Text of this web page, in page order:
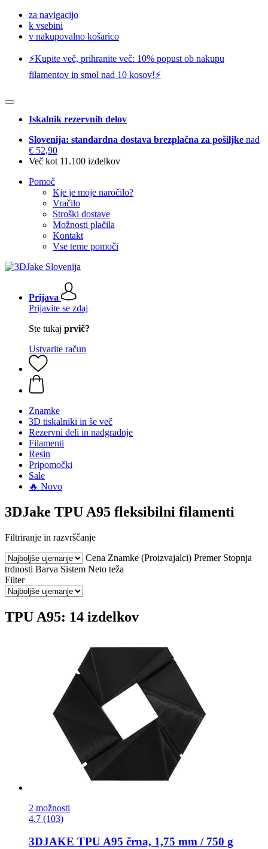
za navigacijo
k vsebini
v nakupovalno košarico
⚡️Kupite več, prihranite več: 10% popust ob nakupu
filamentov in smol nad 10 kosov!⚡️
Iskalnik rezervnih delov
Slovenija: standardna dostava brezplačna za pošiljke nad
€ 52,90
Več kot 11.100 izdelkov
Pomoč
Kje je moje naročilo?
Vračilo
Stroški dostave
Možnosti plačila
Kontakt
Vse teme pomoči
Prijava
Prijavite se zdaj
Ste tukaj prvič?
Ustvarite račun
Znamke
3D tiskalniki in še več
Rezervni deli in nadgradnje
Filamenti
Resin
Pripomočki
Sale
🔥 Novo
3DJake TPU A95 fleksibilni filamenti
Filtriranje in razvrščanje
Cena Znamke (Proizvajalci) Premer Stopnja
trdnosti Barva Sistem Neto teža
Filter
TPU A95: 14 izdelkov
2 možnosti
4.7 (103)
3DJAKE TPU A95 črna, 1,75 mm / 750 g